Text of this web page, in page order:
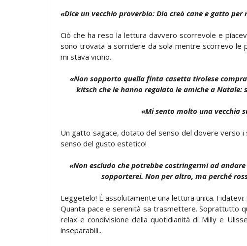
«Dice un vecchio proverbio: Dio creò cane e gatto
Ciò che ha reso la lettura davvero scorrevole e
sono trovata a sorridere da sola mentre scorrevo le
mi stava vicino.
«Non sopporto quella finta casetta tirolese
kitsch che le hanno regalato le amiche a Natale:
«Mi sento molto una vecchia
Un gatto sagace, dotato del senso del dovere verso
senso del gusto estetico!
«Non escludo che potrebbe costringermi ad
sopporterei. Non per altro, ma perché
Leggetelo! È assolutamente una lettura unica.
Quanta pace e serenità sa trasmettere. Soprattutto
relax e condivisione della quotidianità di Milly e
inseparabili...